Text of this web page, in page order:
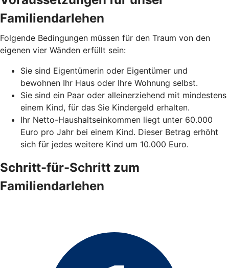
Familiendarlehen
Folgende Bedingungen müssen für den Traum von den
eigenen vier Wänden erfüllt sein:
Sie sind Eigentümerin oder Eigentümer und
bewohnen Ihr Haus oder Ihre Wohnung selbst.
Sie sind ein Paar oder alleinerziehend mit mindestens
einem Kind, für das Sie Kindergeld erhalten.
Ihr Netto-Haushaltseinkommen liegt unter 60.000
Euro pro Jahr bei einem Kind. Dieser Betrag erhöht
sich für jedes weitere Kind um 10.000 Euro.
Schritt-für-Schritt zum
Familiendarlehen